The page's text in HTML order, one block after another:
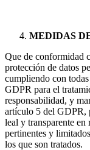
MEDIDAS
Que de conformidad
protección de datos
cumpliendo con
GDPR para el
responsabilidad, y
artículo 5 del GDPR,
leal y transparente en
pertinentes y
los que son tratados.